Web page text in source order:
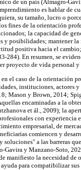
de un país (Almagro-
es hablar de
su tamaño, lucro o
fines de la orientación
la capacidad de
y posibilidades; mantener
positiva hacia el
284). En resumen, se
proyecto de vida personal
el caso de la orientación
instituciones, actores
Mason y Brown, 2014;
encaminadas a la
et ál., 2009); la
con
empresarial, de
comiencen y
soluciones" a las barreras
Gavira y Manzano-Soto,
manifiesto la necesidad
para compatibilizar